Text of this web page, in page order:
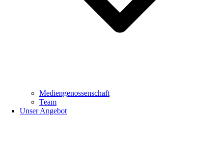
Mediengenossenschaft
Team
Unser Angebot